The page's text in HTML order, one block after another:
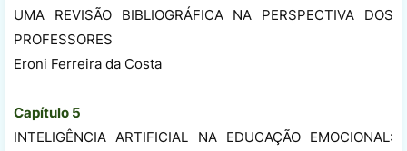
UMA REVISÃO BIBLIOGRÁFICA NA PERSPECTIVA DOS
PROFESSORES
Eroni Ferreira da Costa
Capítulo 5
INTELIGÊNCIA ARTIFICIAL NA EDUCAÇÃO EMOCIONAL: